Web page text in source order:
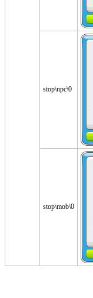
stop\npc\0
stop\mob\0